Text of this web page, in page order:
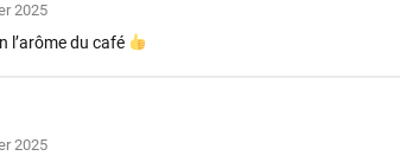
2025
l’arôme du café
2025